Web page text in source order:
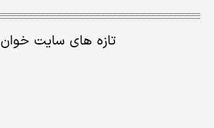
تازه های سایت خوان